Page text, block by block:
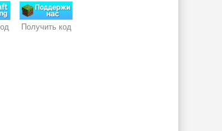
Получить код